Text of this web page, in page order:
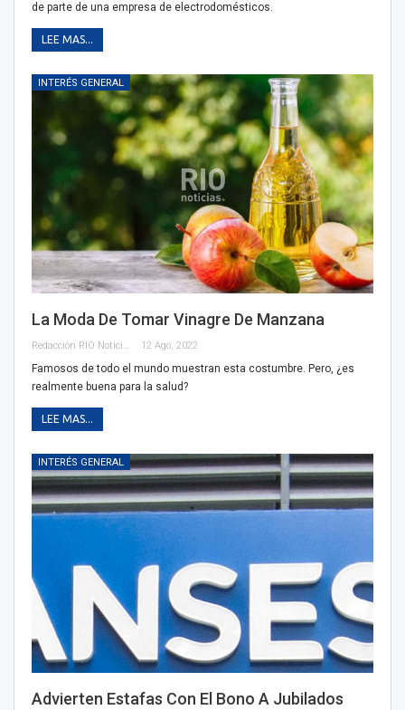
de parte de una empresa de electrodomésticos.
LEE MAS...
INTERÉS GENERAL
La Moda De Tomar Vinagre De Manzana
Redacción RIO Noticias 12 Ago, 2022
Famosos de todo el mundo muestran esta costumbre. Pero, ¿es
realmente buena para la salud?
LEE MAS...
INTERÉS GENERAL
Advierten Estafas Con El Bono A Jubilados